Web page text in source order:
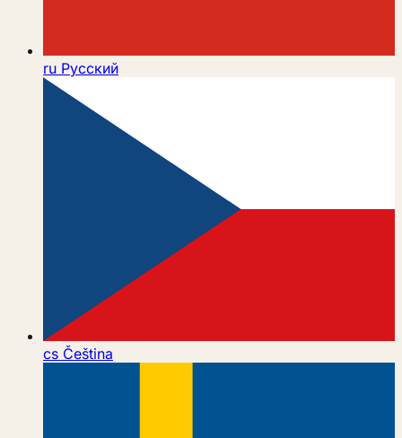
ru Русский
cs Čeština